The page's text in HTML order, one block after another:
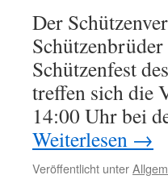
Der
Schützenfest
treffen sich die
14:00 Uhr bei
Weiterlesen →
Veröffentlicht unter